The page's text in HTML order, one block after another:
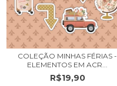
COLEÇÃO MINHAS FÉRIAS -
ELEMENTOS EM ACR...
R$19,90